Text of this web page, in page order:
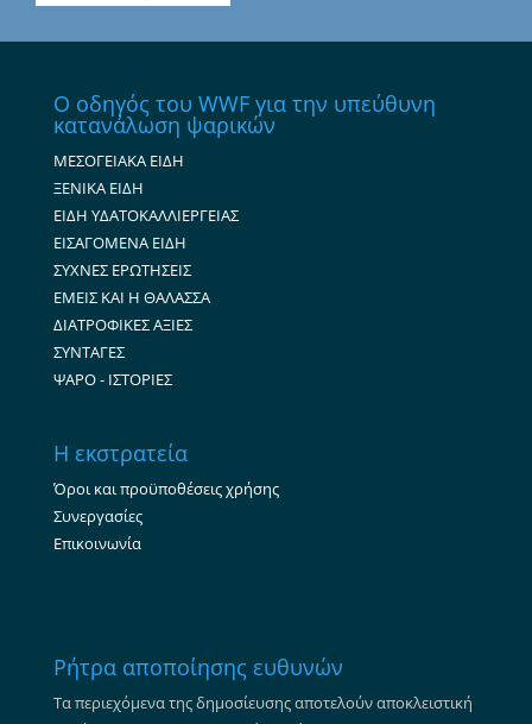
Ο οδηγός του WWF για την υπεύθυνη
κατανάλωση ψαρικών
ΜΕΣΟΓΕΙΑΚΑ ΕΙΔΗ
ΞΕΝΙΚΑ ΕΙΔΗ
ΕΙΔΗ ΥΔΑΤΟΚΑΛΛΙΕΡΓΕΙΑΣ
ΕΙΣΑΓΟΜΕΝΑ ΕΙΔΗ
ΣΥΧΝΕΣ ΕΡΩΤΗΣΕΙΣ
ΕΜΕΙΣ ΚΑΙ Η ΘΑΛΑΣΣΑ
ΔΙΑΤΡΟΦΙΚΕΣ ΑΞΙΕΣ
ΣΥΝΤΑΓΕΣ
ΨΑΡΟ - ΙΣΤΟΡΙΕΣ
Η εκστρατεία
Όροι και προϋποθέσεις χρήσης
Συνεργασίες
Επικοινωνία
Ρήτρα αποποίησης ευθυνών
Τα περιεχόμενα της δημοσίευσης αποτελούν αποκλειστική